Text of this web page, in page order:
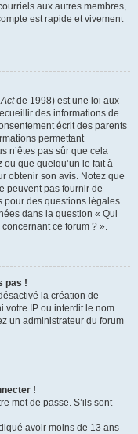
aux autres membres,
est rapide et vivement
de 1998) est une loi aux
des informations de
écrit des parents
permettant
n’êtes pas sûr que cela
ou que quelqu’un le fait à
obtenir son avis. Notez que
peuvent pas fournir de
pour des questions légales
dans la question « Qui
ce forum ? ».
pas !
la création de
votre IP ou interdit le nom
un administrateur du forum
!
mot de passe. S’ils sont
avoir moins de 13 ans